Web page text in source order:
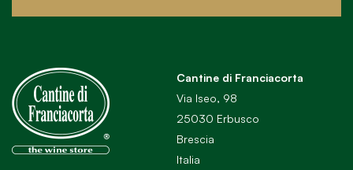
Cantine di Franciacorta
Via Iseo, 98
25030 Erbusco
Brescia
Italia